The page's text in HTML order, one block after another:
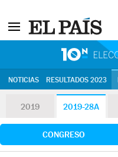
NOTICIAS RESULTADOS 2023
2019 2019-28A
CONGRESO